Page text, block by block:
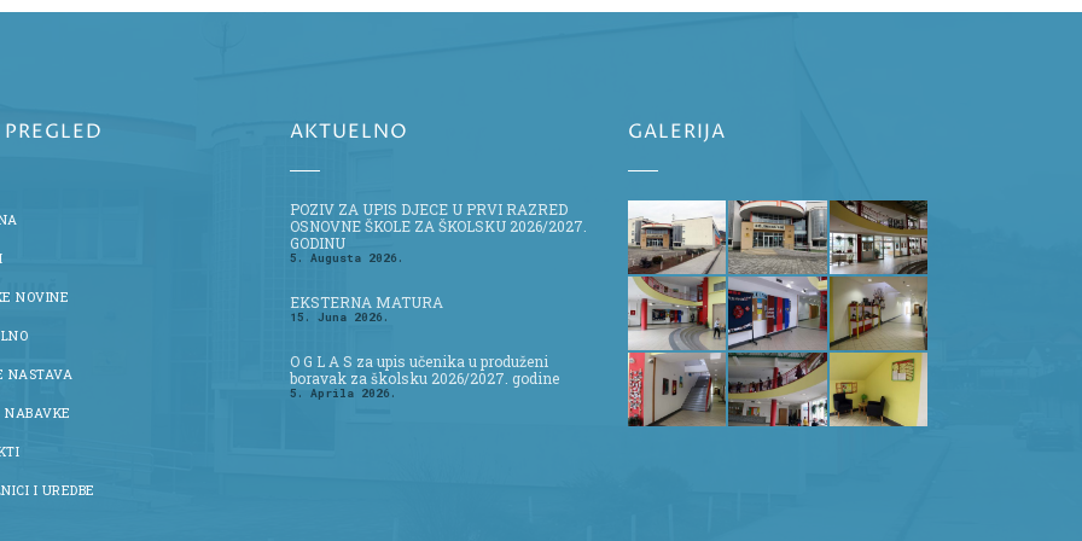
NOVINE
NASTAVA
I UREDBE
AKTUELNO
POZIV ZA UPIS DJECE U PRVI RAZRED
OSNOVNE ŠKOLE ZA ŠKOLSKU 2026/2027.
GODINU
5. Augusta 2026.
EKSTERNA MATURA
15. Juna 2026.
O G L A S za upis učenika u produženi
boravak za školsku 2026/2027. godine
5. Aprila 2026.
GALERIJA